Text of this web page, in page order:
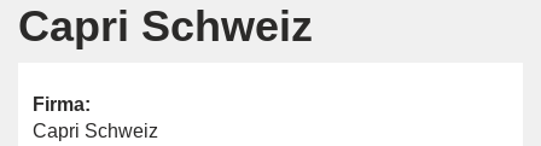
Capri Schweiz
Firma:
Capri Schweiz